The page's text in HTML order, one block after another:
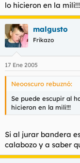
lo hicieron en la mili!!!
malgusto
Frikazo
17 Ene 2005
Neooscuro rebuznó:
Se puede escupir al
hicieron en la mili!!!
Si al jurar bandera
calabozo y a saber